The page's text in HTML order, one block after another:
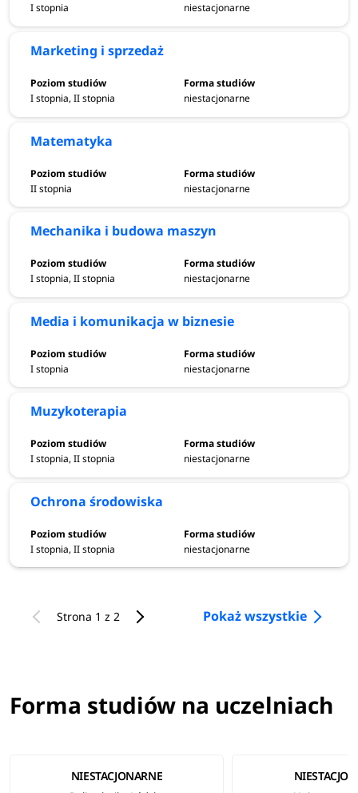
I stopnia niestacjonarne
Marketing i sprzedaż
I stopnia, II stopnia niestacjonarne
Matematyka
II stopnia niestacjonarne
Mechanika i budowa maszyn
I stopnia, II stopnia niestacjonarne
Media i komunikacja w biznesie
I stopnia niestacjonarne
Muzykoterapia
I stopnia, II stopnia niestacjonarne
Ochrona środowiska
I stopnia, II stopnia niestacjonarne
Strona 1 z 2 Pokaż wszystkie
Forma studiów na uczelniach
NIESTACJONARNE